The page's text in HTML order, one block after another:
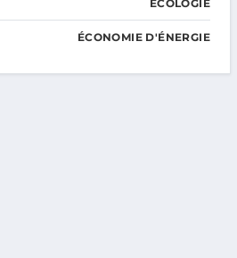
ÉCOLOGIE
ÉCONOMIE D'ÉNERGIE